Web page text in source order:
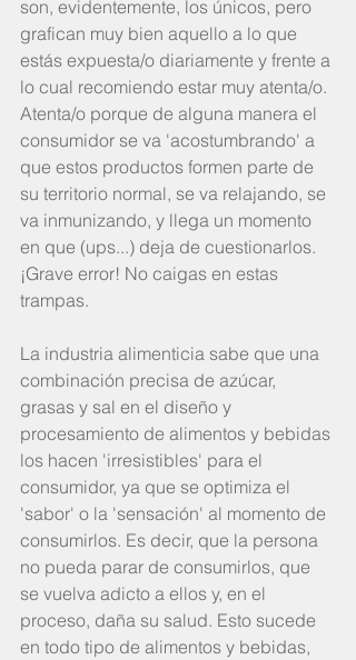
son, evidentemente, los únicos, pero
grafican muy bien aquello a lo que
estás expuesta/o diariamente y frente a
lo cual recomiendo estar muy atenta/o.
Atenta/o porque de alguna manera el
consumidor se va 'acostumbrando' a
que estos productos formen parte de
su territorio normal, se va relajando, se
va inmunizando, y llega un momento
en que (ups...) deja de cuestionarlos.
¡Grave error! No caigas en estas
trampas.
La industria alimenticia sabe que una
combinación precisa de azúcar,
grasas y sal en el diseño y
procesamiento de alimentos y bebidas
los hacen 'irresistibles' para el
consumidor, ya que se optimiza el
'sabor' o la 'sensación' al momento de
consumirlos. Es decir, que la persona
no pueda parar de consumirlos, que
se vuelva adicto a ellos y, en el
proceso, daña su salud. Esto sucede
en todo tipo de alimentos y bebidas,